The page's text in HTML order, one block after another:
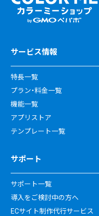
サービス情報
特長一覧
プラン・料金一覧
機能一覧
アプリストア
テンプレート一覧
サポート
サポート一覧
導入をご検討中の方へ
ECサイト制作代行サービス